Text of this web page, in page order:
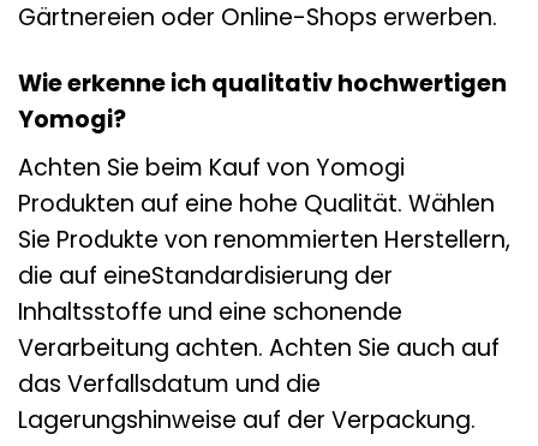
Gärtnereien oder Online-Shops erwerben.
Wie erkenne ich qualitativ hochwertigen
Yomogi?
Achten Sie beim Kauf von Yomogi
Produkten auf eine hohe Qualität. Wählen
Sie Produkte von renommierten Herstellern,
die auf eineStandardisierung der
Inhaltsstoffe und eine schonende
Verarbeitung achten. Achten Sie auch auf
das Verfallsdatum und die
Lagerungshinweise auf der Verpackung.